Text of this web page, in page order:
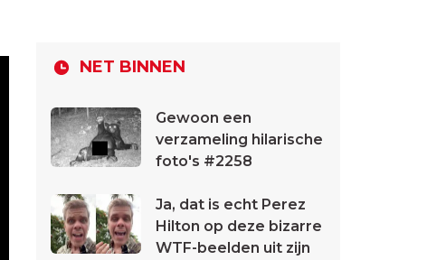
NET BINNEN
Gewoon een
verzameling hilarische
foto's #2258
Ja, dat is echt Perez
Hilton op deze bizarre
WTF-beelden uit zijn